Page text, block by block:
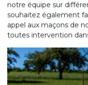
notre équipe sur
souhaitez également
appel aux maçons de
toutes intervention